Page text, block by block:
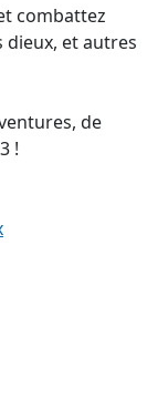
combattez
dieux, et autres
de
!